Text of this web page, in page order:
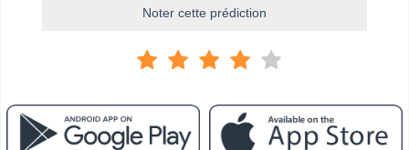
Noter cette prédiction